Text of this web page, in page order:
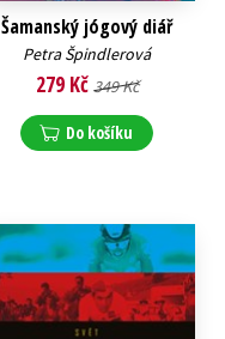
Šamanský jógový diář
Petra Špindlerová
279 Kč 349 Kč
Do košíku